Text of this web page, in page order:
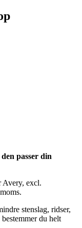
passer din
Avery, excl.
stenslag, ridser,
du helt